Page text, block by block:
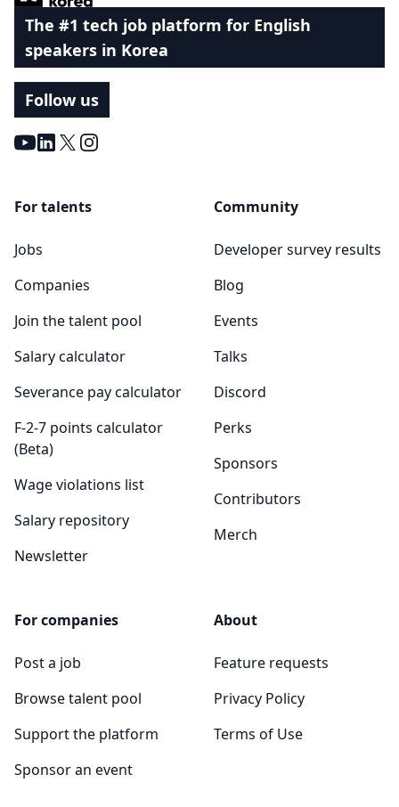
The #1 tech job platform for English
speakers in Korea
Follow us
Youtube
LinkedIn
X Instagram
For talents
Jobs
Companies
Join the talent pool
Salary calculator
Severance pay calculator
F-2-7 points calculator
(Beta)
Wage violations list
Salary repository
Newsletter
Community
Developer survey results
Blog
Events
Talks
Discord
Perks
Sponsors
Contributors
Merch
For companies
Post a job
Browse talent pool
Support the platform
Sponsor an event
About
Feature requests
Privacy Policy
Terms of Use